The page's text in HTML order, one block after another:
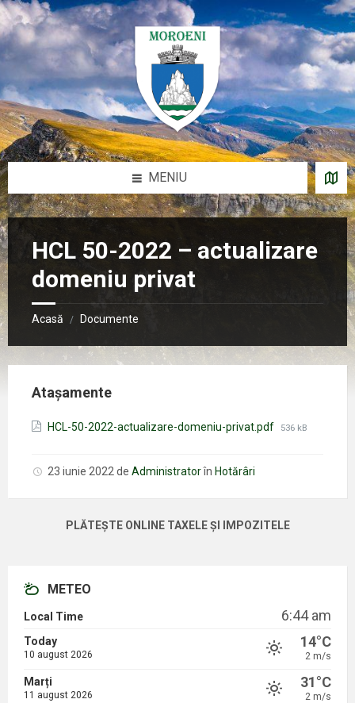
Sari
la
conținut
Salt
la
bara
laterală
stângă
Salt
la
bara
laterală
dreaptă
Salt
la
subsol
MENIU
HCL 50-2022 – actualizare
domeniu privat
Acasă / Documente
Atașamente
HCL-50-2022-actualizare-domeniu-privat.pdf Mărimea
536 kB
23 iunie 2022 de Administratorîn Hotărâri
PLĂTEȘTE ONLINE TAXELE ȘI IMPOZITELE
METEO
Local Time 6:44 am
Today
10 august 2026
14°C
2 m/s
Marți
11 august 2026
31°C
2 m/s